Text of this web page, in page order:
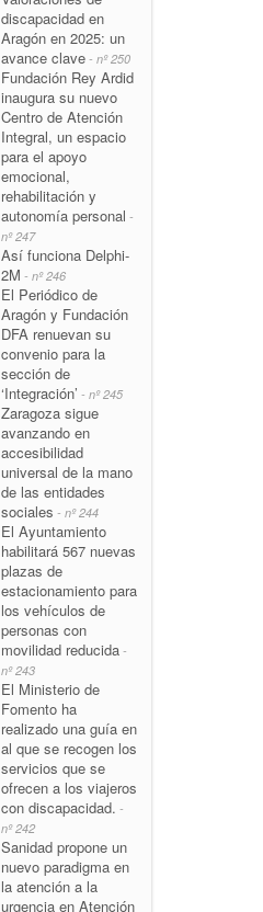
discapacidad en
Aragón en 2025: un
avance clave - nº 250
Fundación Rey Ardid
inaugura su nuevo
Centro de Atención
Integral, un espacio
para el apoyo
emocional,
rehabilitación y
autonomía personal -
nº 247
Así funciona Delphi-
2M - nº 246
El Periódico de
Aragón y Fundación
DFA renuevan su
convenio para la
sección de
‘Integración’ - nº 245
Zaragoza sigue
avanzando en
accesibilidad
universal de la mano
de las entidades
sociales - nº 244
El Ayuntamiento
habilitará 567 nuevas
plazas de
estacionamiento para
los vehículos de
personas con
movilidad reducida -
nº 243
El Ministerio de
Fomento ha
realizado una guía en
al que se recogen los
servicios que se
ofrecen a los viajeros
con discapacidad. -
nº 242
Sanidad propone un
nuevo paradigma en
la atención a la
urgencia en Atención